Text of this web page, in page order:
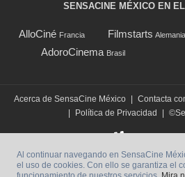
SENSACINE MÉXICO EN
AlloCiné Francia Filmstarts Alemania
AdoroCinema Brasil
Acerca de SensaCine México Contacta
Política de Privacidad
Al continuar navegando en SensaCine
el uso de cookies. Con ello se garantiza el